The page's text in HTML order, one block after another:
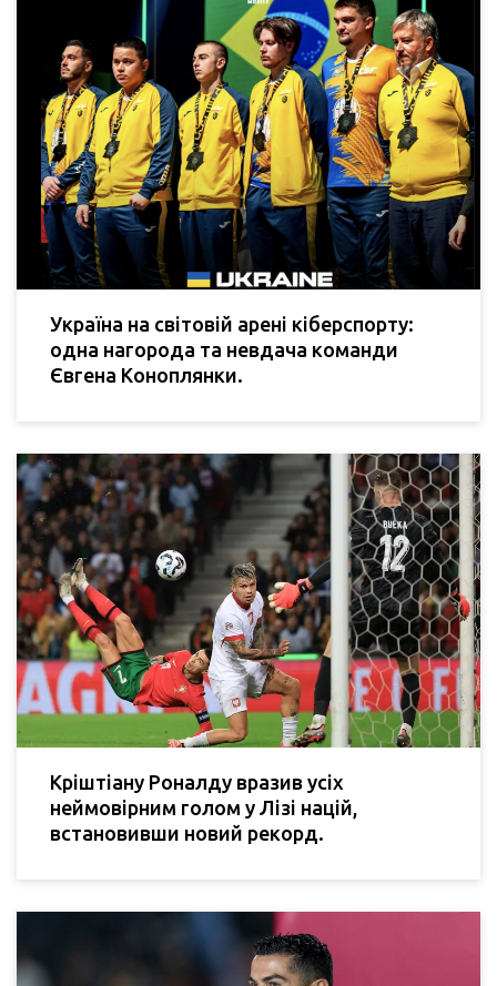
Україна на світовій арені кіберспорту:
одна нагорода та невдача команди
Євгена Коноплянки.
Кріштіану Роналду вразив усіх
неймовірним голом у Лізі націй,
встановивши новий рекорд.